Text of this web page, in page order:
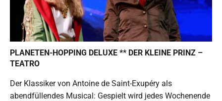
PLANETEN-HOPPING DELUXE ** DER KLEINE PRINZ –
TEATRO
Der Klassiker von Antoine de Saint-Exupéry als
abendfüllendes Musical: Gespielt wird jedes Wochenende